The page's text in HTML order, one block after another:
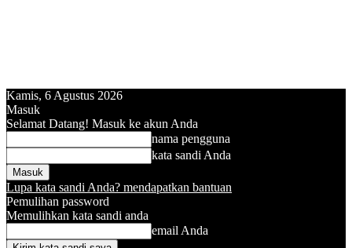
Kamis, 6 Agustus 2026
Masuk
Selamat Datang! Masuk ke akun Anda
nama pengguna
kata sandi Anda
Lupa kata sandi Anda? mendapatkan bantuan
Pemulihan password
Memulihkan kata sandi anda
email Anda